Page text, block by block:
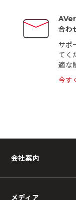
合わ
サポ
てく
適な
今す
会社案内
メディア